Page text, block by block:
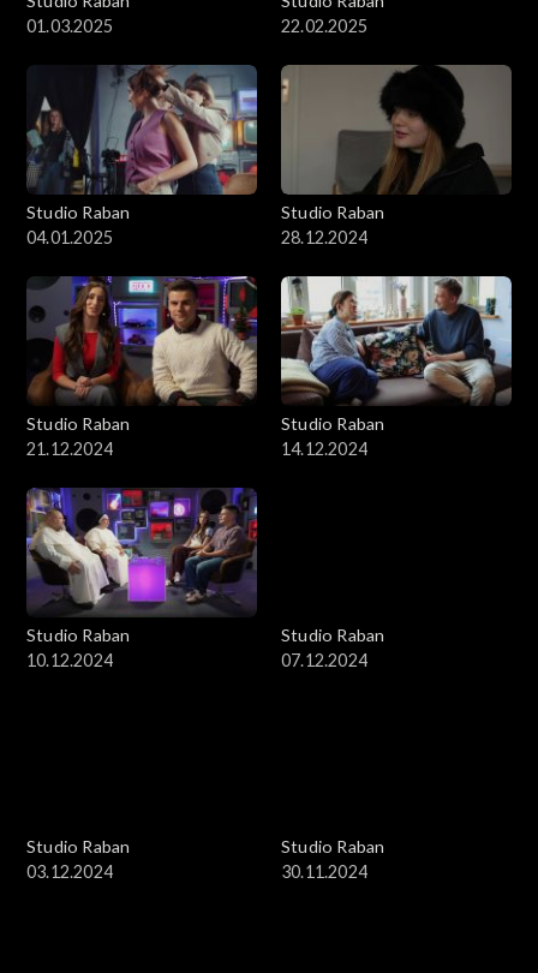
01.03.2025
22.02.2025
Studio Raban
04.01.2025
Studio Raban
28.12.2024
Studio Raban
21.12.2024
Studio Raban
14.12.2024
Studio Raban
10.12.2024
Studio Raban
07.12.2024
Studio Raban
03.12.2024
Studio Raban
30.11.2024